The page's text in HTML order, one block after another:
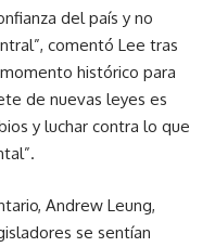
del país y no
comentó Lee tras
histórico para
de nuevas leyes es
y luchar contra lo que
Andrew Leung,
se sentían